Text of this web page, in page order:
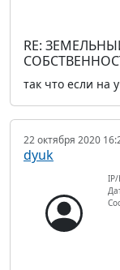
RE:
так что если на
22 октября 2020
dyuk